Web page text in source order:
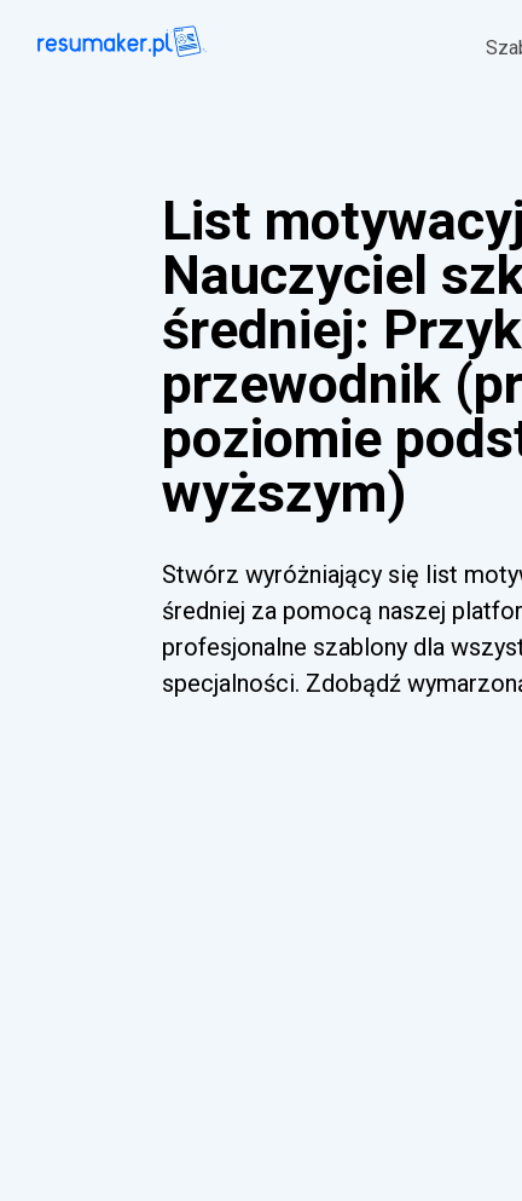
List
Nauczyciel
średniej:
przewodnik
poziomie
wyższym)
Stwórz wyróżniający się list
średniej za pomocą naszej
profesjonalne szablony dla
specjalności. Zdobądź